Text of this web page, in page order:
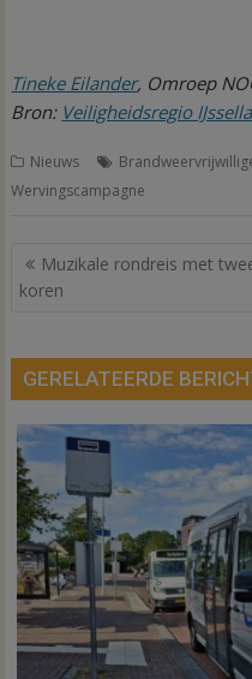
Tineke Eilander, Omroep
Bron: Veiligheidsregio
Nieuws
Wervingscampagne
Bericht
navigatie
Muzikale rondreis met
koren
GERELATEERDE